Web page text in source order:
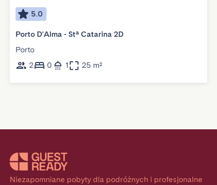
5.0
Porto D'Alma - Stª Catarina 2D
Porto
2
0 1 25 m²
Niezapomniane pobyty dla podróżnych i profesjonalne